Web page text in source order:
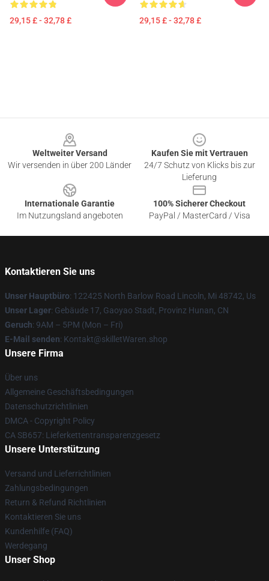
29,15 £ - 32,78 £ 29,15 £ - 32,78 £
Weltweiter Versand
Wir versenden in über 200 Länder
Kaufen Sie mit Vertrauen
24/7 Schutz von Klicks bis zur
Lieferung
Internationale Garantie
Im Nutzungsland angeboten
100% Sicherer Checkout
PayPal / MasterCard / Visa
Kontaktieren Sie uns
Unser Hauptbüro: 122425 North Barlow Road Lincoln, Mi 48742, Us
Unser Lager: Gebäude 17, Gaoyao Stadt, Provinz Hunan, CN
Geruch: 9AM – 5PM (Mon – Fri)
E-Mail senden: Kontakt@skilletWaren.shop
Unsere Firma
Über uns
Allgemeine Geschäftsbedingungen
Datenschutzrichtlinien
DMCA - Copyright Policy
CA SB657: Lieferkettentransparenzgesetz
Unsere Unterstützung
Versand und Lieferrichtlinien
Zahlungsbedingungen
Return & Refund Richtlinien
Kontaktieren Sie uns
Kundenhilfe (FAQ)
Werdegang
Unser Shop